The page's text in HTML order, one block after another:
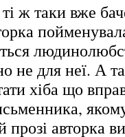
ж таки вже
не для неї. А
хіба що
авторка